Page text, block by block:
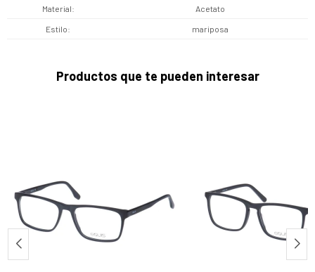
Material Acetato
Estilo mariposa
Productos que te pueden interesar